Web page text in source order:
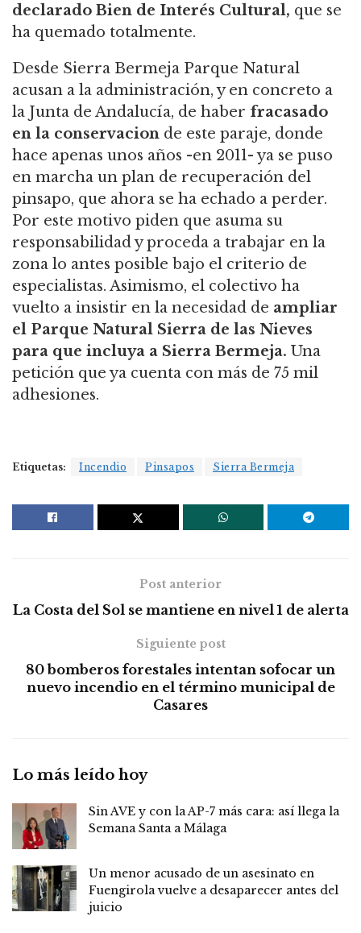
declarado Bien de Interés Cultural, que se
ha quemado totalmente.
Desde Sierra Bermeja Parque Natural
acusan a la administración, y en concreto a
la Junta de Andalucía, de haber fracasado
en la conservacion de este paraje, donde
hace apenas unos años -en 2011- ya se puso
en marcha un plan de recuperación del
pinsapo, que ahora se ha echado a perder.
Por este motivo piden que asuma su
responsabilidad y proceda a trabajar en la
zona lo antes posible bajo el criterio de
especialistas. Asimismo, el colectivo ha
vuelto a insistir en la necesidad de ampliar
el Parque Natural Sierra de las Nieves
para que incluya a Sierra Bermeja. Una
petición que ya cuenta con más de 75 mil
adhesiones.
Etiquetas: Incendio Pinsapos Sierra Bermeja
Post anterior
La Costa del Sol se mantiene en nivel 1 de alerta
Siguiente post
80 bomberos forestales intentan sofocar un
nuevo incendio en el término municipal de
Casares
Lo más leído hoy
Sin AVE y con la AP-7 más cara: así llega la
Semana Santa a Málaga
Un menor acusado de un asesinato en
Fuengirola vuelve a desaparecer antes del
juicio